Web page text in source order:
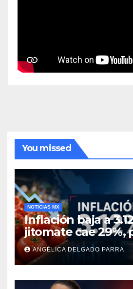
You missed
NOTICIAS MX
Inflación baja a
jitomate cae 29%,
cebolla y vuelos se
encarecen
ANGÉLICA DELGADO PARRA